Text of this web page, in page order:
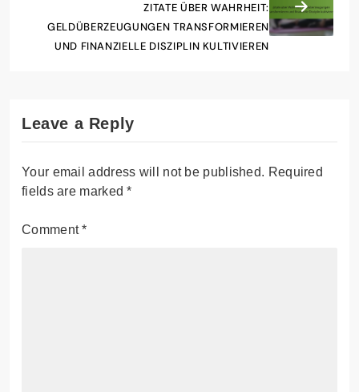
ZITATE ÜBER WAHRHEIT:
GELDÜBERZEUGUNGEN TRANSFORMIEREN
UND FINANZIELLE DISZIPLIN KULTIVIEREN
Leave a Reply
Your email address will not be published. Required
fields are marked*
Comment*